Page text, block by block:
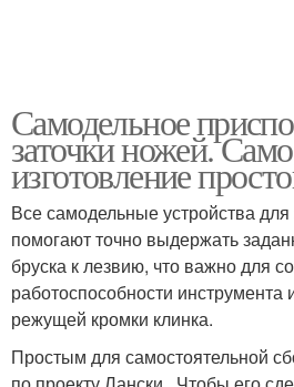
Самодельное
заточки ножей.
изготовление
Все самодельные устройства для
помогают точно выдержать
бруска к лезвию, что важно для
работоспособности
режущей кромки клинка.
Простым для самостоятельной